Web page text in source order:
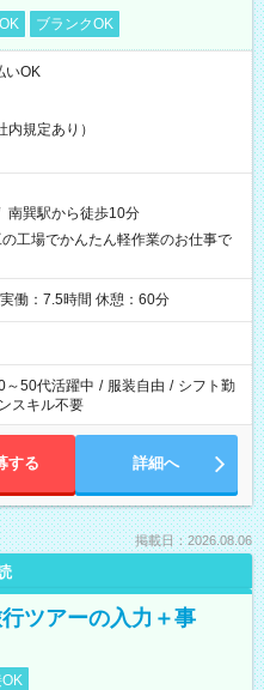
ブランクOK
いOK
規定あり）
南巽駅から徒歩10分
工場でかんたん軽作業のお仕事で
働：7.5時間 休憩：60分
～50代活躍中 / 服装自由 / シフト勤
スキル不要
する 詳細へ
掲載日：2026.08.06
ツアーの入力＋事